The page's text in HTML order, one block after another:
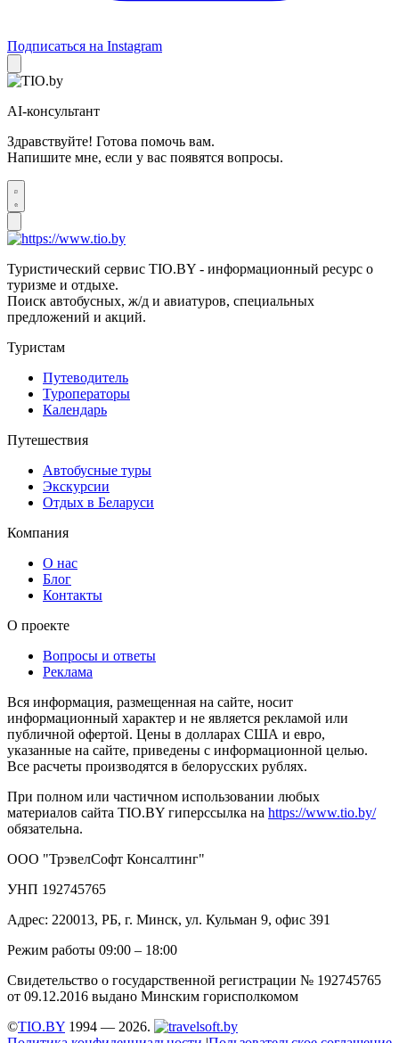
Подписаться на Instagram
AI-консультант
Здравствуйте! Готова помочь вам.
Напишите мне, если у вас появятся вопросы.
Туристический сервис TIO.BY - информационный ресурс о
туризме и отдыхе.
Поиск автобусных, ж/д и авиатуров, специальных
предложений и акций.
Туристам
Путеводитель
Туроператоры
Календарь
Путешествия
Автобусные туры
Экскурсии
Отдых в Беларуси
Компания
О нас
Блог
Контакты
О проекте
Вопросы и ответы
Реклама
Вся информация, размещенная на сайте, носит
информационный характер и не является рекламой или
публичной офертой. Цены в долларах США и евро,
указанные на сайте, приведены с информационной целью.
Все расчеты производятся в белорусских рублях.
При полном или частичном использовании любых
материалов сайта TIO.BY гиперссылка на https://www.tio.by/
обязательна.
ООО "ТрэвелСофт Консалтинг"
УНП 192745765
Адрес: 220013, РБ, г. Минск, ул. Кульман 9, офис 391
Режим работы 09:00 – 18:00
Свидетельство о государственной регистрации № 192745765
от 09.12.2016 выдано Минским горисполкомом
©TIO.BY 1994 — 2026.